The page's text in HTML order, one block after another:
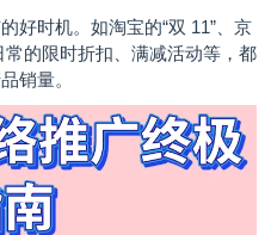
好时机。如淘宝的“双 11”、京
常的限时折扣、满减活动等，都
销量。